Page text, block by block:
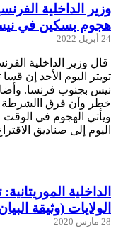
وزير الداخلية
هجوم بسكين في
24 أبريل 2022
قال وزير الداخلية
تويتر اليوم الأحد إن
نيس بجنوب فرنسا.
خطر وأن فرق االشرطة
ويأتي الهجوم في الوقت
اليوم إلى صناديق
الداخلية
الولايات (وثيقة
28 مارس 2020